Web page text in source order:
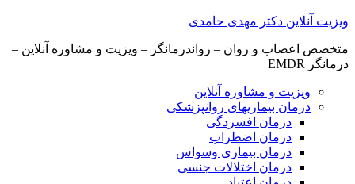
ویزیت آنلاین دکتر مهدی حامدی
متخصص اعصاب و روان – رواندرمانگر – ویزیت و مشاوره آنلاین –
درمانگر EMDR
ویزیت و مشاوره آنلاین
درمان بیماریهای روانپزشکی
درمان افسردگی
درمان اضطراب
درمان بیماری وسواس
درمان اختلالات جنسی